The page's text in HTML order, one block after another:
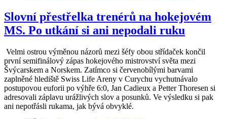
Slovní přestřelka trenérů na hokejovém
MS. Po utkání si ani nepodali ruku
Velmi ostrou výměnou názorů mezi šéfy obou střídaček končil
první semifinálový zápas hokejového mistrovství světa mezi
Švýcarskem a Norskem. Zatímco si červenobílými barvami
zaplněné hlediště Swiss Life Areny v Curychu vychutnávalo
postupovou euforii po výhře 6:0, Jan Cadieux a Petter Thoresen si
adresovali záplavu urážlivých slov a posunků. Ve výsledku si pak
ani nepotřásli rukama, jak bývá obvyklé.